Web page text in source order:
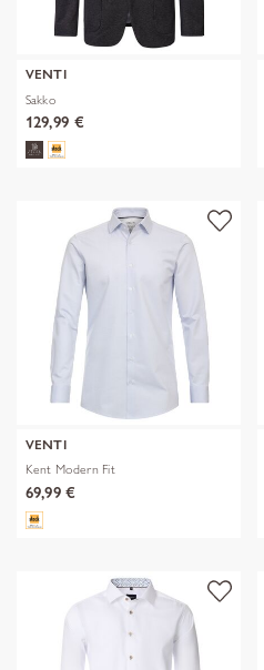
VENTI
Sakko
129,99 €
VENTI
Kent Modern Fit
69,99 €